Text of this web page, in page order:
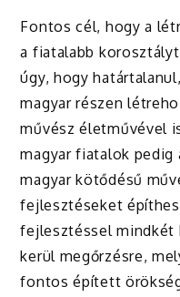
Fontos cél, hogy a
a fiatalabb
úgy, hogy
magyar részen
művész életművével
magyar fiatalok
magyar kötődésű
fejlesztéseket
fejlesztéssel mindkét
kerül megőrzésre,
fontos épített